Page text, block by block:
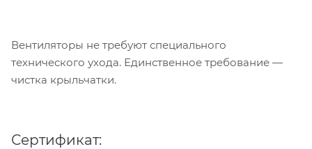
Вентиляторы не требуют специального
технического ухода. Единственное требование —
чистка крыльчатки.
Сертификат: